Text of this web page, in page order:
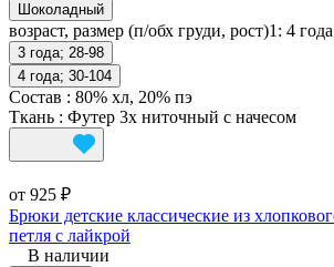
Шоколадный
возраст, размер (п/обх груди, рост)1: 4
3 года; 28-98
4 года; 30-104
Состав : 80% хл, 20% пэ
Ткань : Футер 3х ниточный с начесом
от 925 ₽
Брюки детские классические из
петля с лайкрой
В наличии